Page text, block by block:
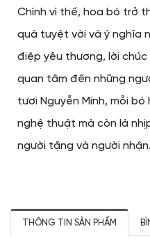
Chính vì thế, hoa bó trở
quà tuyệt vời và ý nghĩa
điệp yêu thương, lời chúc
quan tâm đến những
tươi Nguyễn Minh, mỗi
nghệ thuật mà còn là
người tặng và người nhận.
THÔNG TIN SẢN PHẨM